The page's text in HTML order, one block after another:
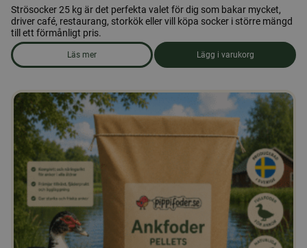
Strösocker 25 kg är det perfekta valet för dig som bakar mycket,
driver café, restaurang, storkök eller vill köpa socker i större mängd
till ett förmånligt pris.
Läs mer
om produkten Strösocker 25 kg.
Lägg i varukorg